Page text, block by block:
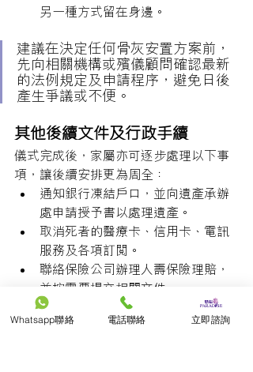
另一種方式留在身邊。
建議在決定任何骨灰安置方案前，
先向相關機構或殯儀顧問確認最新
的法例規定及申請程序，避免日後
產生爭議或不便。
其他後續文件及行政手續
儀式完成後，家屬亦可逐步處理以下事
項，讓後續安排更為周全：
通知銀行凍結戶口，並向遺產承辦
處申請授予書以處理遺產。
取消死者的醫療卡、信用卡、電訊
服務及各項訂閱。
聯絡保險公司辦理人壽保險理賠，
並按需要提交相關文件。
Whatsapp聯絡 電話聯絡 立即諮詢